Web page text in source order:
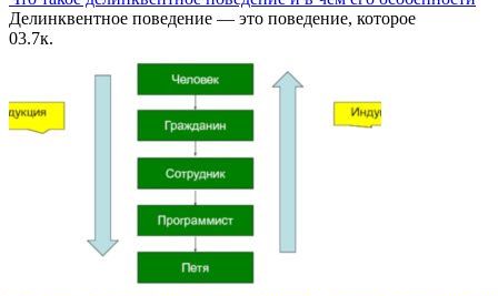
Делинквентное поведение — это поведение, которое
03.7к.